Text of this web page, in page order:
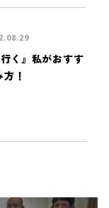
く』私がおすす
！